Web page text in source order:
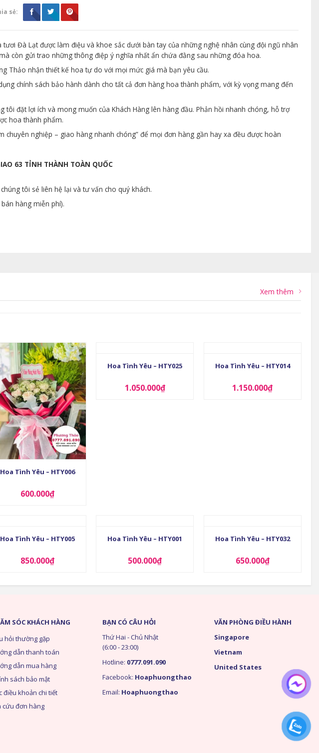
sẻ:
Đà Lạt được làm điệu và khoe sắc dưới bàn tay của những nghệ nhân cùng đội ngũ nhân
còn gửi trao những thông điệp ý nghĩa nhất ẩn chứa đằng sau những đóa hoa.
Thảo nhận thiết kế hoa tự do với mọi mức giá mà bạn yêu cầu.
chính sách bảo hành dành cho tất cả đơn hàng hoa thành phẩm, với kỳ vọng mang đến
tôi đặt lợi ích và mong muốn của Khách Hàng lên hàng đầu. Phản hồi nhanh chóng, hỗ trợ
hoa thành phẩm.
nghiệp – giao hàng nhanh chóng” để mọi đơn hàng gần hay xa đều được hoàn
63 TỈNH THÀNH TOÀN QUỐC
tôi sẻ liên hệ lại và tư vấn cho quý khách.
hàng miễn phí).
Xem thêm
Hoa Tình Yêu – HTY006
600.000₫
Hoa Tình Yêu – HTY025
1.050.000₫
Hoa Tình Yêu – HTY014
1.150.000₫
Hoa Tình Yêu – HTY005
850.000₫
Hoa Tình Yêu – HTY001
500.000₫
Hoa Tình Yêu – HTY032
650.000₫
SÓC KHÁCH HÀNG
hỏi thường gặp
dẫn thanh toán
dẫn mua hàng
sách bảo mật
điều khoản chi tiết
cứu đơn hàng
BẠN CÓ CÂU HỎI
Thứ Hai - Chủ Nhật
(6:00 - 23:00)
Hotline: 0777.091.090
Facebook: Hoaphuongthao
Email: Hoaphuongthao
VĂN PHÒNG ĐIỀU HÀNH
Singapore
Vietnam
United States